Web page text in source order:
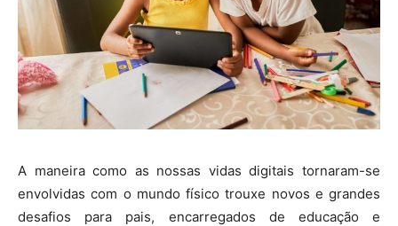
A maneira como as nossas vidas digitais tornaram-se
envolvidas com o mundo físico trouxe novos e grandes
desafios para pais, encarregados de educação e